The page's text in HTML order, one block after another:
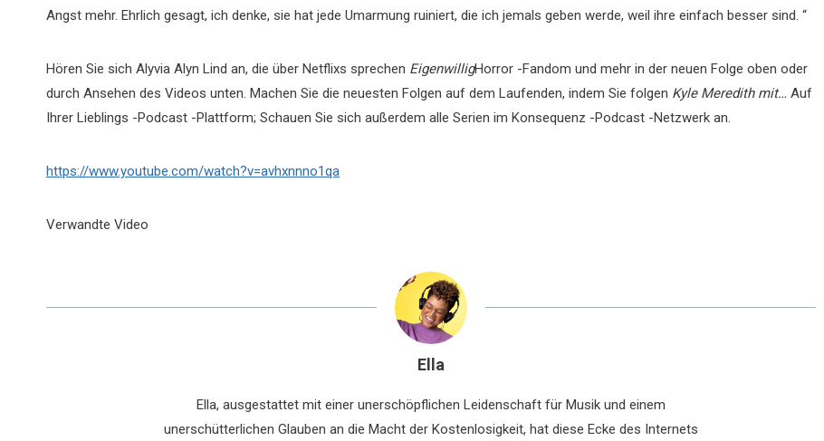
Angst mehr. Ehrlich gesagt, ich denke, sie hat jede Umarmung ruiniert, die ich jemals geben werde, weil ihre einfach besser sind. “
Hören Sie sich Alyvia Alyn Lind an, die über Netflixs sprechen EigenwilligHorror -Fandom und mehr in der neuen Folge oben oder
durch Ansehen des Videos unten. Machen Sie die neuesten Folgen auf dem Laufenden, indem Sie folgen Kyle Meredith mit… Auf
Ihrer Lieblings -Podcast -Plattform; Schauen Sie sich außerdem alle Serien im Konsequenz -Podcast -Netzwerk an.
https://www.youtube.com/watch?v=avhxnnno1qa
Verwandte Video
Ella
Ella, ausgestattet mit einer unerschöpflichen Leidenschaft für Musik und einem
unerschütterlichen Glauben an die Macht der Kostenlosigkeit, hat diese Ecke des Internets